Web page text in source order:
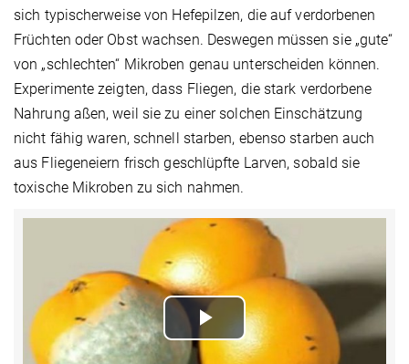
sich typischerweise von Hefepilzen, die auf verdorbenen
Früchten oder Obst wachsen. Deswegen müssen sie „gute“
von „schlechten“ Mikroben genau unterscheiden können.
Experimente zeigten, dass Fliegen, die stark verdorbene
Nahrung aßen, weil sie zu einer solchen Einschätzung
nicht fähig waren, schnell starben, ebenso starben auch
aus Fliegeneiern frisch geschlüpfte Larven, sobald sie
toxische Mikroben zu sich nahmen.
Play